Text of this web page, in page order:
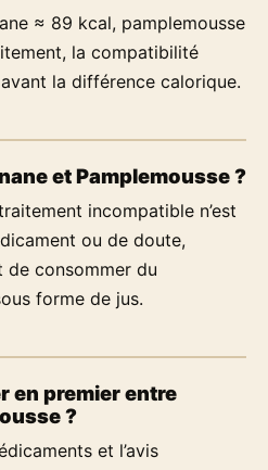
≈ 89 kcal, pamplemousse
la compatibilité
la différence calorique.
et Pamplemousse ?
incompatible n’est
ou de doute,
de consommer du
forme de jus.
en premier entre
?
et l’avis